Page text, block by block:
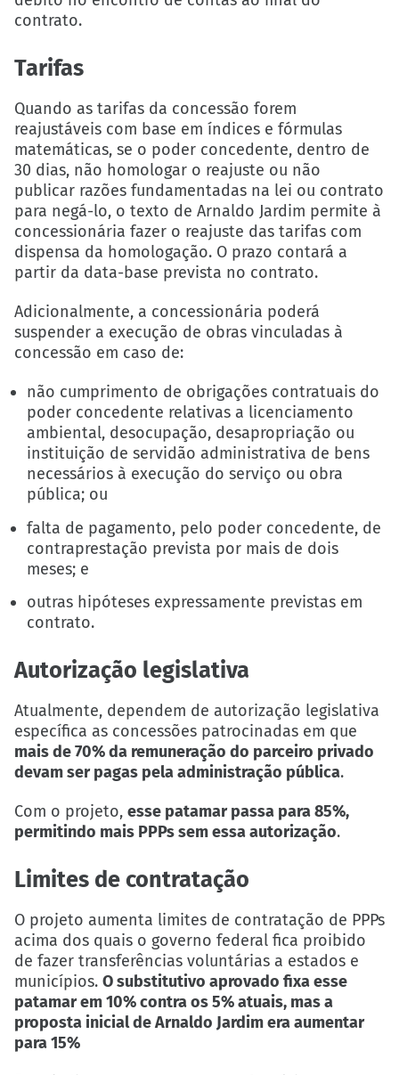
contrato.
Tarifas
Quando as tarifas da concessão forem
reajustáveis com base em índices e fórmulas
matemáticas, se o poder concedente, dentro de
30 dias, não homologar o reajuste ou não
publicar razões fundamentadas na lei ou contrato
para negá-lo, o texto de Arnaldo Jardim permite à
concessionária fazer o reajuste das tarifas com
dispensa da homologação. O prazo contará a
partir da data-base prevista no contrato.
Adicionalmente, a concessionária poderá
suspender a execução de obras vinculadas à
concessão em caso de:
não cumprimento de obrigações contratuais do
poder concedente relativas a licenciamento
ambiental, desocupação, desapropriação ou
instituição de servidão administrativa de bens
necessários à execução do serviço ou obra
pública; ou
falta de pagamento, pelo poder concedente, de
contraprestação prevista por mais de dois
meses; e
outras hipóteses expressamente previstas em
contrato.
Autorização legislativa
Atualmente, dependem de autorização legislativa
específica as concessões patrocinadas em que
mais de 70% da remuneração do parceiro privado
devam ser pagas pela administração pública.
Com o projeto, esse patamar passa para 85%,
permitindo mais PPPs sem essa autorização.
Limites de contratação
O projeto aumenta limites de contratação de PPPs
acima dos quais o governo federal fica proibido
de fazer transferências voluntárias a estados e
municípios. O substitutivo aprovado fixa esse
patamar em 10% contra os 5% atuais, mas a
proposta inicial de Arnaldo Jardim era aumentar
para 15%